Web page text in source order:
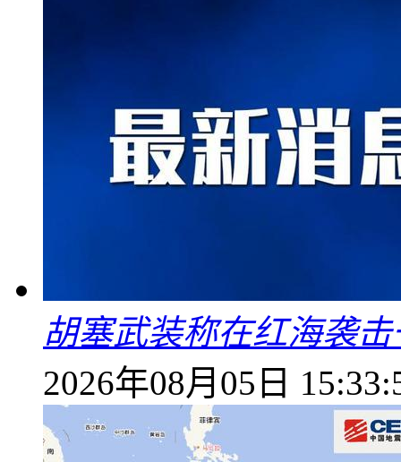
胡塞武装称在红海袭
2026年08月05日